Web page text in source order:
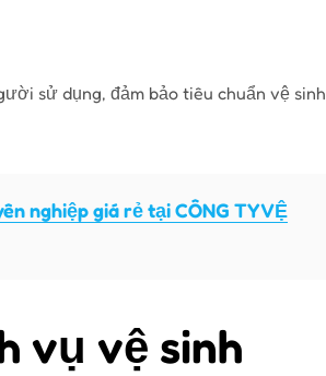
sử dụng, đảm bảo tiêu chuẩn vệ sinh
nghiệp giá rẻ tại CÔNG TY VỆ
vụ vệ sinh